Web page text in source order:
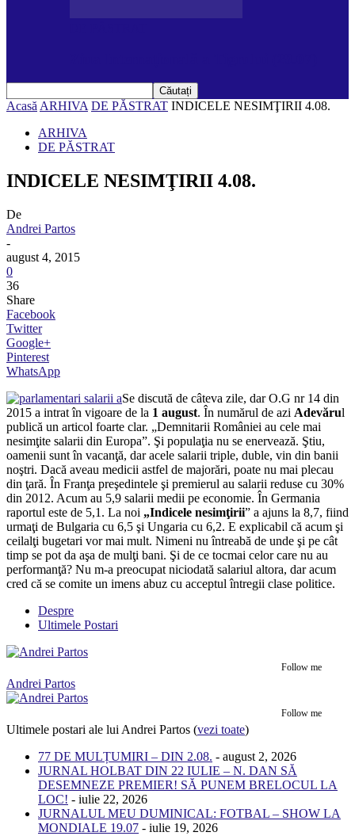
Acasă ARHIVA DE PĂSTRAT INDICELE NESIMŢIRII 4.08.
ARHIVA
DE PĂSTRAT
INDICELE NESIMŢIRII 4.08.
De
Andrei Partos
-
august 4, 2015
0
36
Share
Facebook
Twitter
Google+
Pinterest
WhatsApp
Se discută de câteva zile, dar O.G nr 14 din
2015 a intrat în vigoare de la 1 august. În numărul de azi Adevărul
publică un articol foarte clar. „Demnitarii României au cele mai
nesimţite salarii din Europa”. Şi populaţia nu se enervează. Ştiu,
oamenii sunt în vacanţă, dar acele salarii triple, duble, vin din banii
noştri. Dacă aveau medicii astfel de majorări, poate nu mai plecau
din ţară. În Franţa preşedintele şi premierul au salarii reduse cu 30%
din 2012. Acum au 5,9 salarii medii pe economie. În Germania
raportul este de 5,1. La noi „Indicele nesimţirii” a ajuns la 8,7, fiind
urmaţi de Bulgaria cu 6,5 şi Ungaria cu 6,2. E explicabil că acum şi
ceilalţi bugetari vor mai mult. Nimeni nu întreabă de unde şi pe cât
timp se pot da aşa de mulţi bani. Şi de ce tocmai celor care nu au
performanţă? Nu m-a preocupat niciodată salariul altora, dar acum
cred că se comite un imens abuz cu acceptul întregii clase politice.
Despre
Ultimele Postari
Follow me
Andrei Partos
Follow me
Ultimele postari ale lui Andrei Partos (vezi toate)
77 DE MULȚUMIRI – DIN 2.08. - august 2, 2026
JURNAL HOLBAT DIN 22 IULIE – N. DAN SĂ
DESEMNEZE PREMIER! SĂ PUNEM BRELOCUL LA
LOC! - iulie 22, 2026
JURNALUL MEU DUMINICAL: FOTBAL – SHOW LA
MONDIALE 19.07 - iulie 19, 2026